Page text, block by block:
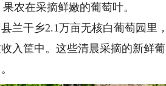
农在采摘鲜嫩的葡萄叶。
干乡2.1万亩无核白葡萄园里，
入筐中。这些清晨采摘的新鲜葡